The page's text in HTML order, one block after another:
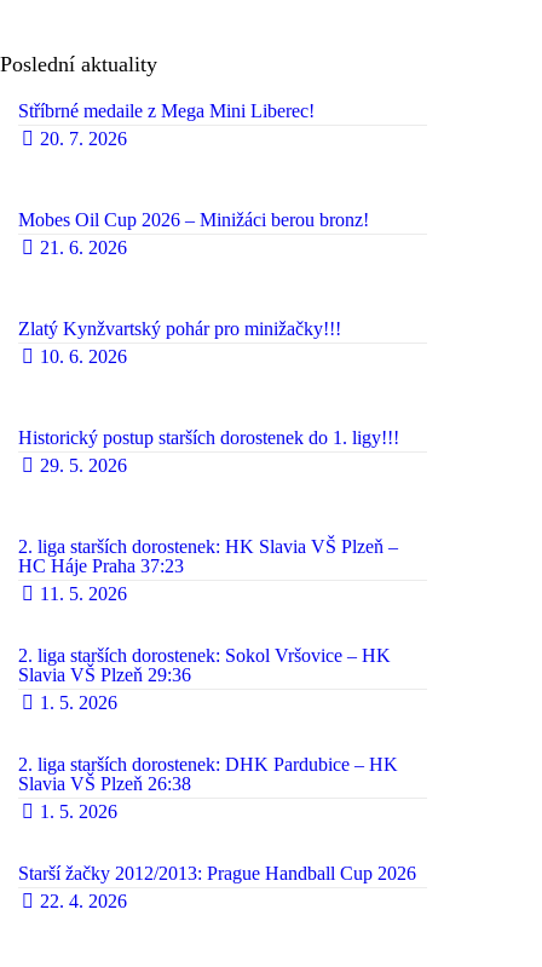
Poslední aktuality
Stříbrné medaile z Mega Mini Liberec!
20. 7. 2026
Mobes Oil Cup 2026 – Minižáci berou bronz!
21. 6. 2026
Zlatý Kynžvartský pohár pro minižačky!!!
10. 6. 2026
Historický postup starších dorostenek do 1. ligy!!!
29. 5. 2026
2. liga starších dorostenek: HK Slavia VŠ Plzeň –
HC Háje Praha 37:23
11. 5. 2026
2. liga starších dorostenek: Sokol Vršovice – HK
Slavia VŠ Plzeň 29:36
1. 5. 2026
2. liga starších dorostenek: DHK Pardubice – HK
Slavia VŠ Plzeň 26:38
1. 5. 2026
Starší žačky 2012/2013: Prague Handball Cup 2026
22. 4. 2026